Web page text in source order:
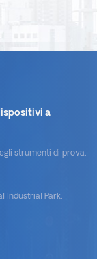
a
strumenti di prova,
Industrial Park,